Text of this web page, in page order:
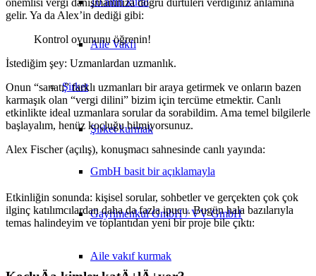
Aile Vakfı
Şirket
Şirket kurmak
GmbH basit bir açıklamayla
Gayrimenkul GmbH / VV GmbH
Aile vakıf kurmak
önemlisi vergi danışmanınıza doğru dürtüleri verdiğiniz anlamına
gelir. Ya da Alex’in dediği gibi:
Kontrol oyununu öğrenin!
İstediğim şey: Uzmanlardan uzmanlık.
Onun “sanatı” farklı uzmanları bir araya getirmek ve onların bazen
karmaşık olan “vergi dilini” bizim için tercüme etmektir. Canlı
etkinlikte ideal uzmanlara sorular da sorabildim. Ama temel bilgilerle
başlayalım, henüz koçluğu bilmiyorsunuz.
Alex Fischer (açılış), konuşmacı sahnesinde canlı yayında:
Etkinliğin sonunda: kişisel sorular, sohbetler ve gerçekten çok çok
ilginç katılımcılardan daha da fazla ipucu. Bugün hala bazılarıyla
temas halindeyim ve toplantıdan yeni bir proje bile çıktı: